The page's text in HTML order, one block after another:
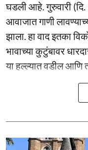
घडली आहे. गुरुवारी (दि.
आवाजात गाणी
झाला. हा वाद इतका
भावाच्या कुटुंबावर
या हल्ल्यात वडील आणि